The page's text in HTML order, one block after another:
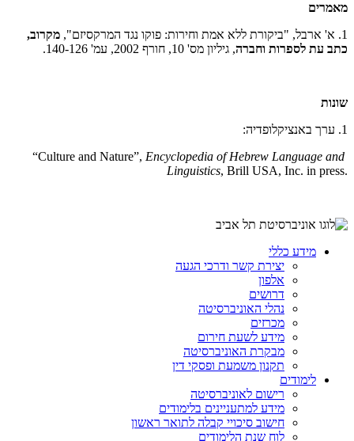
מאמרים
1. א' ארבל, "ביקורת ללא אמת וחירות: פוקו נגד המרקסיזם",
מקרוב,
כתב עת לספרות וחברה, גיליון מס' 10, חורף 2002, עמ' 126‑140.
שונות
1. ערך באנציקלופדיה:
“Culture and Nature”, Encyclopedia of Hebrew Language and
Linguistics, Brill USA, Inc. in press.
מידע כללי
יצירת קשר ודרכי הגעה
אלפון
דרושים
נהלי האוניברסיטה
מכרזים
מידע לשעת חירום
מבקרת האוניברסיטה
תקנון משמעת ופסקי דין
לימודים
רישום לאוניברסיטה
מידע למתעניינים בלימודים
חישוב סיכויי קבלה לתואר ראשון
לוח שנת הלימודים